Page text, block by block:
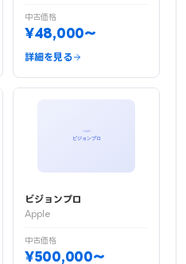
中古価格
¥48,000〜
詳細を見る
ビジョンプロ
Apple
中古価格
¥500,000〜